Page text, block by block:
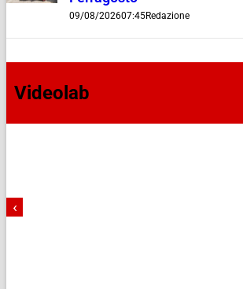
09/08/202607:45Redazione
Videolab
‹